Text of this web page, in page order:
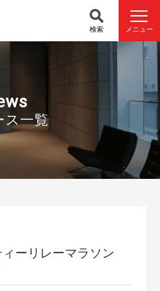
メニュー
検索
ス一覧
ーリレーマラソン